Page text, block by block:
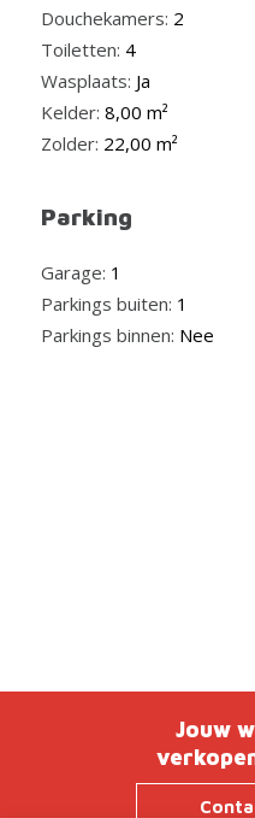
Douchekamers: 2
Toiletten: 4
Wasplaats: Ja
Kelder: 8,00 m²
Zolder: 22,00 m²
Parking
Garage: 1
Parkings buiten: 1
Parkings binnen: Nee
Jouw